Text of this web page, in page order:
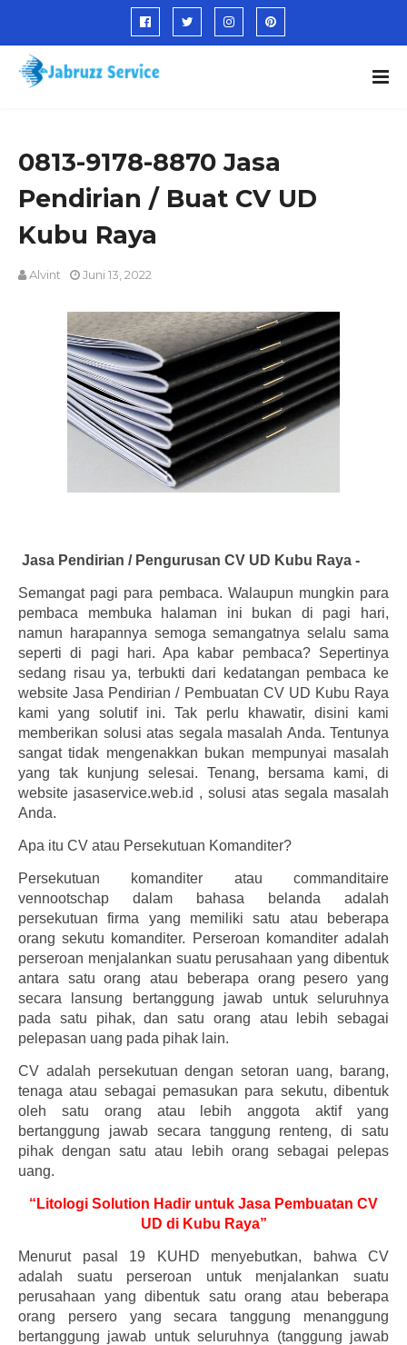
0813-9178-8870 Jasa
Pendirian / Buat CV UD
Kubu Raya
Alvint Juni 13, 2022
Jasa Pendirian / Pengurusan CV UD Kubu Raya -
Semangat pagi para pembaca. Walaupun mungkin para
pembaca membuka halaman ini bukan di pagi hari,
namun harapannya semoga semangatnya selalu sama
seperti di pagi hari. Apa kabar pembaca? Sepertinya
sedang risau ya, terbukti dari kedatangan pembaca ke
website Jasa Pendirian / Pembuatan CV UD Kubu Raya
kami yang solutif ini. Tak perlu khawatir, disini kami
memberikan solusi atas segala masalah Anda. Tentunya
sangat tidak mengenakkan bukan mempunyai masalah
yang tak kunjung selesai. Tenang, bersama kami, di
website jasaservice.web.id , solusi atas segala masalah
Anda.
Apa itu CV atau Persekutuan Komanditer?
Persekutuan komanditer atau commanditaire
vennootschap dalam bahasa belanda adalah
persekutuan firma yang memiliki satu atau beberapa
orang sekutu komanditer. Perseroan komanditer adalah
perseroan menjalankan suatu perusahaan yang dibentuk
antara satu orang atau beberapa orang pesero yang
secara lansung bertanggung jawab untuk seluruhnya
pada satu pihak, dan satu orang atau lebih sebagai
pelepasan uang pada pihak lain.
CV adalah persekutuan dengan setoran uang, barang,
tenaga atau sebagai pemasukan para sekutu, dibentuk
oleh satu orang atau lebih anggota aktif yang
bertanggung jawab secara tanggung renteng, di satu
pihak dengan satu atau lebih orang sebagai pelepas
uang.
“Litologi Solution Hadir untuk Jasa Pembuatan CV
UD di Kubu Raya”
Menurut pasal 19 KUHD menyebutkan, bahwa CV
adalah suatu perseroan untuk menjalankan suatu
perusahaan yang dibentuk satu orang atau beberapa
orang persero yang secara tanggung menanggung
bertanggung jawab untuk seluruhnya (tanggung jawab